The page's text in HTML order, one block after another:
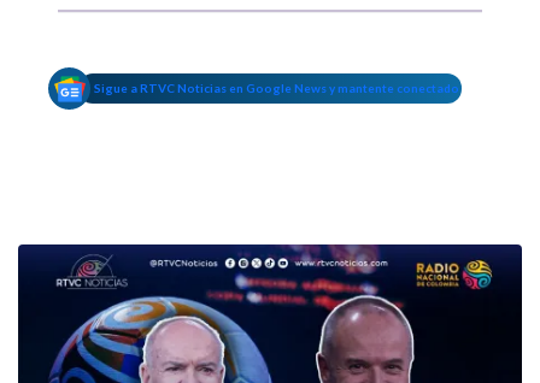
Sigue a RTVC Noticias en Google News y mantente conectado